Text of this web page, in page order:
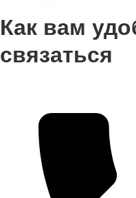
Как вам
связаться